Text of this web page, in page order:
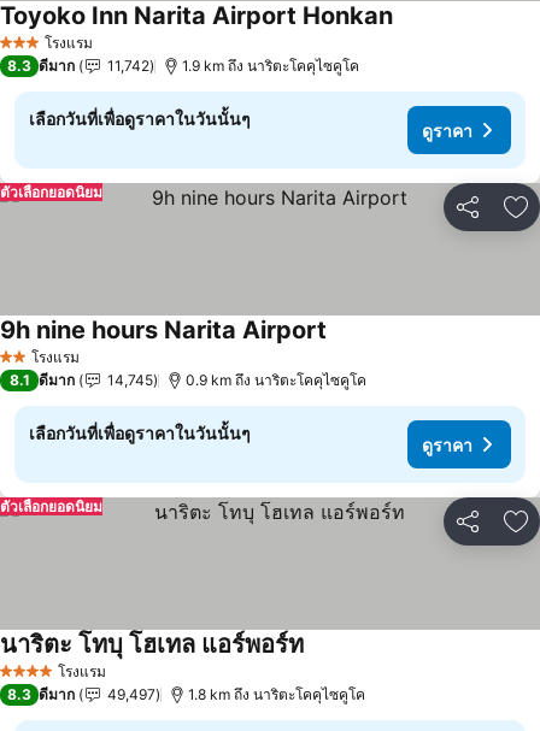
3 ดาว โรงแรม
Toyoko Inn Narita Airport Honkanดูราคา
8.3 ดีมาก 11,742 1.9 km ถึง นาริตะโคคุไซคูโค
เลือกวันที่เพื่อดูราคาในวันนั้นๆ
ดูราคา
แชร์ เ
ตัวเลือกยอดนิยม
2 ดาวโรงแรม
9h nine hours Narita Airport
8.1 ดีมาก 14,745 0.9 km ถึง นาริตะโคคุไซคูโค
เลือกวันที่เพื่อดูราคาในวันนั้นๆ
ดูราคา
แชร์ เ
ตัวเลือกยอดนิยม
4 ดาว โรงแรม
นาริตะ โทบุ โฮเทล แอร์พอร์ทดูราคา
8.3 ดีมาก 49,497 1.8 km ถึง นาริตะโคคุไซคูโค